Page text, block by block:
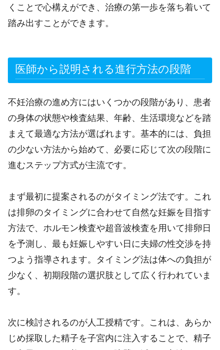
くことで心構えができ、治療の第一歩を落ち着いて
踏み出すことができます。
医師から説明される進行方法の段階
不妊治療の進め方にはいくつかの段階があり、患者
の身体の状態や検査結果、年齢、生活環境などを踏
まえて最適な方法が選ばれます。基本的には、負担
の少ない方法から始めて、必要に応じて次の段階に
進むステップ方式が主流です。
まず最初に提案されるのがタイミング法です。これ
は排卵のタイミングに合わせて自然な妊娠を目指す
方法で、ホルモン検査や超音波検査を用いて排卵日
を予測し、最も妊娠しやすい日に夫婦の性交渉を持
つよう指導されます。タイミング法は体への負担が
少なく、初期段階の選択肢として広く行われていま
す。
次に検討されるのが人工授精です。これは、あらか
じめ採取した精子を子宮内に注入することで、精子